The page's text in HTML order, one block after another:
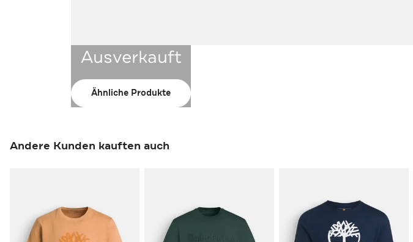
Ausverkauft
Ähnliche Produkte
Andere Kunden kauften auch